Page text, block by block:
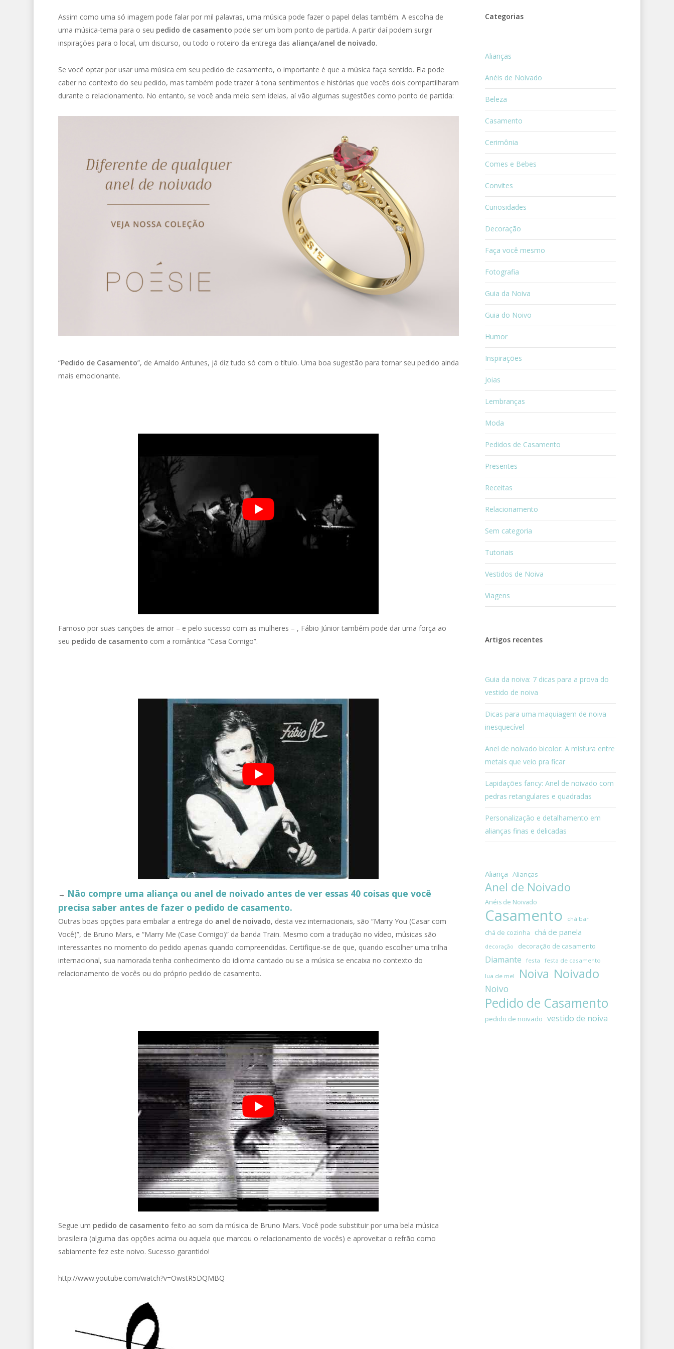
Assim como uma só imagem pode falar por mil palavras, uma música pode fazer o papel delas também. A escolha de
uma música-tema para o seu pedido de casamento pode ser um bom ponto de partida. A partir daí podem surgir
inspirações para o local, um discurso, ou todo o roteiro da entrega das aliança/anel de noivado.
Se você optar por usar uma música em seu pedido de casamento, o importante é que a música faça sentido. Ela pode
caber no contexto do seu pedido, mas também pode trazer à tona sentimentos e histórias que vocês dois compartilharam
durante o relacionamento. No entanto, se você anda meio sem ideias, aí vão algumas sugestões como ponto de partida:
“Pedido de Casamento”, de Arnaldo Antunes, já diz tudo só com o título. Uma boa sugestão para tornar seu pedido ainda
mais emocionante.
Famoso por suas canções de amor – e pelo sucesso com as mulheres – , Fábio Júnior também pode dar uma força ao
seu pedido de casamento com a romântica “Casa Comigo”.
→ Não compre uma aliança ou anel de noivado antes de ver essas 40 coisas que você
precisa saber antes de fazer o pedido de casamento.
Outras boas opções para embalar a entrega do anel de noivado, desta vez internacionais, são “Marry You (Casar com
Você)”, de Bruno Mars, e “Marry Me (Case Comigo)” da banda Train. Mesmo com a tradução no vídeo, músicas são
interessantes no momento do pedido apenas quando compreendidas. Certifique-se de que, quando escolher uma trilha
internacional, sua namorada tenha conhecimento do idioma cantado ou se a música se encaixa no contexto do
relacionamento de vocês ou do próprio pedido de casamento.
Segue um pedido de casamento feito ao som da música de Bruno Mars. Você pode substituir por uma bela música
brasileira (alguma das opções acima ou aquela que marcou o relacionamento de vocês) e aproveitar o refrão como
sabiamente fez este noivo. Sucesso garantido!
http://www.youtube.com/watch?v=OwstR5DQMBQ
Categorias
Alianças
Anéis de Noivado
Beleza
Casamento
Cerimônia
Comes e Bebes
Convites
Curiosidades
Decoração
Faça você mesmo
Fotografia
Guia da Noiva
Guia do Noivo
Humor
Inspirações
Joias
Lembranças
Moda
Pedidos de Casamento
Presentes
Receitas
Relacionamento
Sem categoria
Tutoriais
Vestidos de Noiva
Viagens
Artigos recentes
Guia da noiva: 7 dicas para a prova do
vestido de noiva
Dicas para uma maquiagem de noiva
inesquecível
Anel de noivado bicolor: A mistura entre
metais que veio pra ficar
Lapidações fancy: Anel de noivado com
pedras retangulares e quadradas
Personalização e detalhamento em
alianças finas e delicadas
Aliança Alianças
Anel de Noivado
Anéis de Noivado
Casamento chá bar
chá de cozinha chá de panela
decoração decoração de casamento
Diamante festa festa de casamento
lua de mel Noiva Noivado
Noivo
Pedido de Casamento
pedido de noivado vestido de noiva